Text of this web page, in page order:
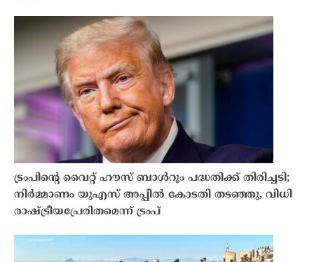
ട്രംപിൻ്റെ വൈറ്റ് ഹൗസ് ബാൾറൂം പദ്ധതിക്ക് തിരിച്ചടി;
നിർമ്മാണം യുഎസ് അപ്പീൽ കോടതി തടഞ്ഞു, വിധി
രാഷ്ട്രീയപ്രേരിതമെന്ന് ട്രംപ്